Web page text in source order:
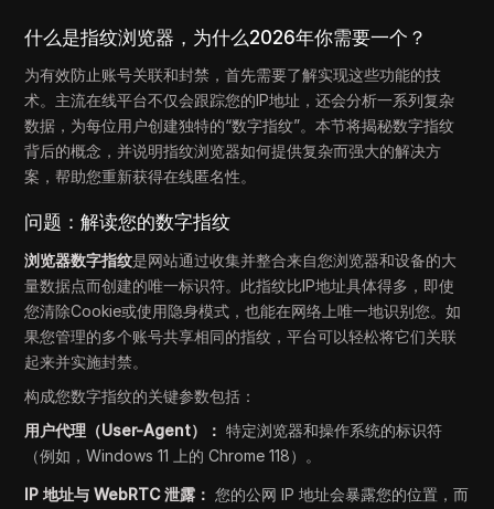
什么是指纹浏览器，为什么2026年你需要一个？
为有效防止账号关联和封禁，首先需要了解实现这些功能的技
术。主流在线平台不仅会跟踪您的IP地址，还会分析一系列复杂
数据，为每位用户创建独特的“数字指纹”。本节将揭秘数字指纹
背后的概念，并说明指纹浏览器如何提供复杂而强大的解决方
案，帮助您重新获得在线匿名性。
问题：解读您的数字指纹
浏览器数字指纹是网站通过收集并整合来自您浏览器和设备的大
量数据点而创建的唯一标识符。此指纹比IP地址具体得多，即使
您清除Cookie或使用隐身模式，也能在网络上唯一地识别您。如
果您管理的多个账号共享相同的指纹，平台可以轻松将它们关联
起来并实施封禁。
构成您数字指纹的关键参数包括：
用户代理（User-Agent）： 特定浏览器和操作系统的标识符
（例如，Windows 11 上的 Chrome 118）。
IP 地址与 WebRTC 泄露： 您的公网 IP 地址会暴露您的位置，而